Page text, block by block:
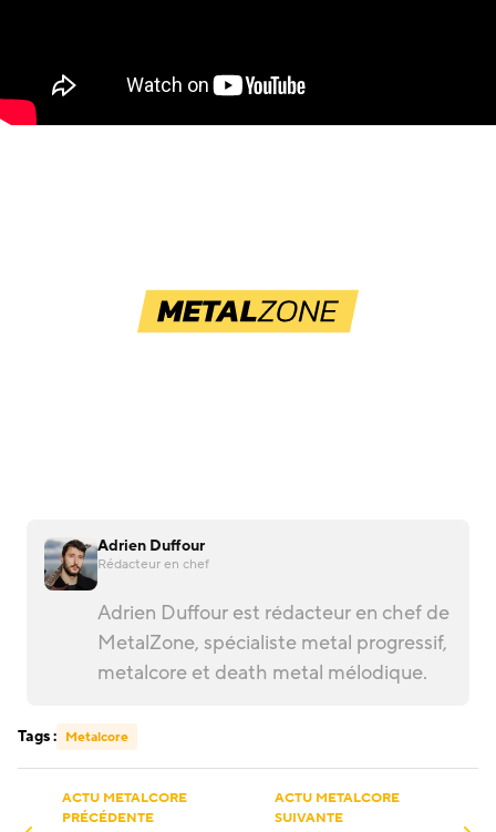
Adrien Duffour
Rédacteur en chef
Adrien Duffour est rédacteur en chef de
MetalZone, spécialiste metal progressif,
metalcore et death metal mélodique.
Tags : Metalcore
ACTU METALCORE
PRÉCÉDENTE
ACTU METALCORE
SUIVANTE